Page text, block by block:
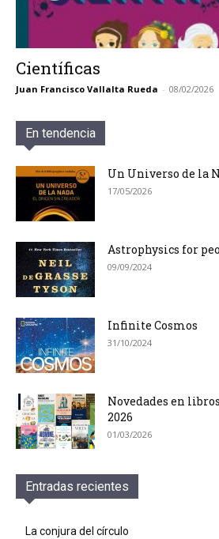
Científicas
Juan Francisco Vallalta Rueda - 08/02/2026
En tendencia
Un Universo de la
17/05/2026
Astrophysics for
09/09/2024
Infinite Cosmos
31/10/2024
Novedades en
2026
01/03/2026
Entradas recientes
La conjura del círculo